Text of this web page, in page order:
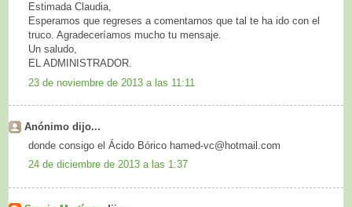
Estimada Claudia,
Esperamos que regreses a comentarnos que tal te ha ido con el
truco. Agradeceríamos mucho tu mensaje.
Un saludo,
EL ADMINISTRADOR.
23 de noviembre de 2013 a las 11:11
Anónimo dijo...
donde consigo el Ácido Bórico hamed-vc@hotmail.com
24 de diciembre de 2013 a las 1:37